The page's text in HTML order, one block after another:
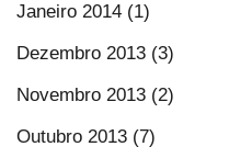
Janeiro 2014 (1)
Dezembro 2013 (3)
Novembro 2013 (2)
Outubro 2013 (7)